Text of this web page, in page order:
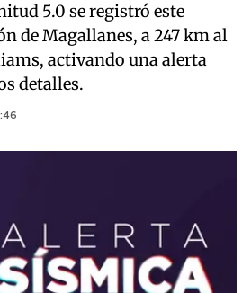
5.0 se registró este
de Magallanes, a 247 km al
activando una alerta
detalles.